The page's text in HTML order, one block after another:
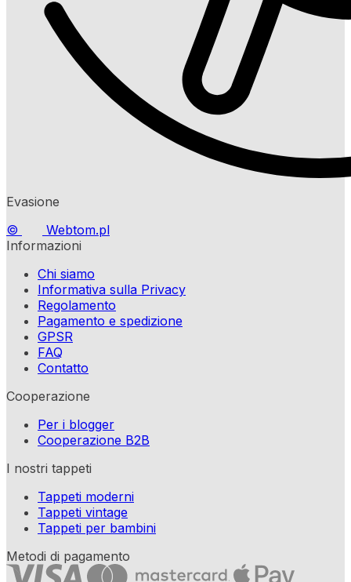
Evasione
©
Webtom.pl
Informazioni
Chi siamo
Informativa sulla Privacy
Regolamento
Pagamento e spedizione
GPSR
FAQ
Contatto
Cooperazione
Per i blogger
Cooperazione B2B
I nostri tappeti
Tappeti moderni
Tappeti vintage
Tappeti per bambini
Metodi di pagamento